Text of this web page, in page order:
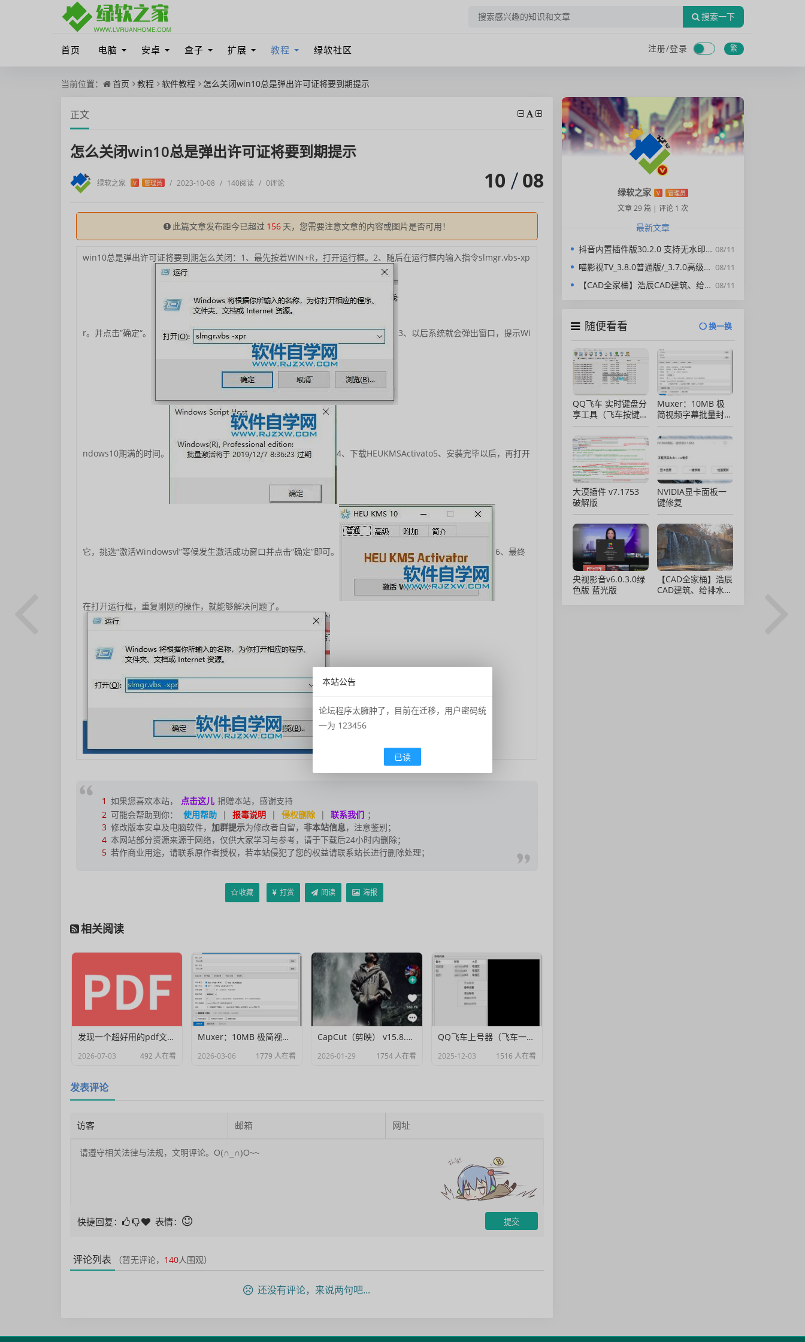
搜索一下
首页 电脑 安卓 盒子 扩展 教程 绿软社区 注册/登录 繁
当前位置： 首页 教程 软件教程 怎么关闭win10总是弹出许可证将要到期提示
正文
怎么关闭win10总是弹出许可证将要到期提示
绿软之家 V 管理员 / 2023-10-08 / 140阅读 / 0评论 10 08
此篇文章发布距今已超过 156 天，您需要注意文章的内容或图片是否可用！
win10总是弹出许可证将要到期怎么关闭： 1、最先按着WIN+R，打开运行框。2、随后在运行框内输入指令slmgr.vbs-xp
r。并点击”确定“。 3、以后系统就会弹出窗口，提示Wi
ndows10期满的时间。 4、下载HEUKMSActivato5、安装完毕以后，再打开
它，挑选“激活Windowsvl”等候发生激活成功窗口并点击“确定”即可。 6、最终
在打开运行框，重复刚刚的操作，就能够解决问题了。
1 如果您喜欢本站， 点击这儿 捐赠本站，感谢支持
2 可能会帮助到你： 使用帮助 | 报毒说明 | 侵权删除 | 联系我们 ；
3 修改版本安卓及电脑软件， 加群提示为修改者自留， 非本站信息，注意鉴别；
4 本网站部分资源来源于网络，仅供大家学习与参考，请于下载后24小时内删除；
5 若作商业用途，请联系原作者授权，若本站侵犯了您的权益请联系站长进行删除处理；
收藏 打赏 阅读 海报
相关阅读
发现一个超好用的pdf文档编辑器
2026-07-03 492 人在看
Muxer：10MB 极简视频字幕批量封装工具 (单文件/绿色版)
2026-03-06 1779 人在看
CapCut（剪映） v15.8.0 国际高级会员解锁破解版
2026-01-29 1754 人在看
QQ飞车上号器（飞车一键登号器）V1.0
2025-12-03 1516 人在看
发表评论
快捷回复： 表情：
评论列表 （暂无评论， 140人围观）
还没有评论，来说两句吧...
绿软之家 V 管理员
文章 29 篇 | 评论 1 次
最新文章
08/11
抖音内置插件版30.2.0 支持无水印下载视频，去广告，精简界面
08/11
喵影视TV_3.8.0普通版/_3.7.0高级版/4.X低版本完美适配/内置源/4K超清
08/11
【CAD全家桶】浩辰CAD建筑、给排水、暖通、电气、电力软件 安装包中文版，亲测可用！
随便看看 换一换
QQ飞车 实时键盘分
享工具（飞车按键显
示）直播专用版
Muxer：10MB 极
简视频字幕批量封装
工具 (单文件/绿色
版)
大漠插件 v7.1753
破解版
NVIDIA显卡面板一
键修复
央视影音v6.0.3.0绿
色版 蓝光版
【CAD全家桶】浩辰
CAD建筑、给排水、
本站公告
论坛程序太臃肿了，目前在迁移，用户密码统
一为 123456
已读